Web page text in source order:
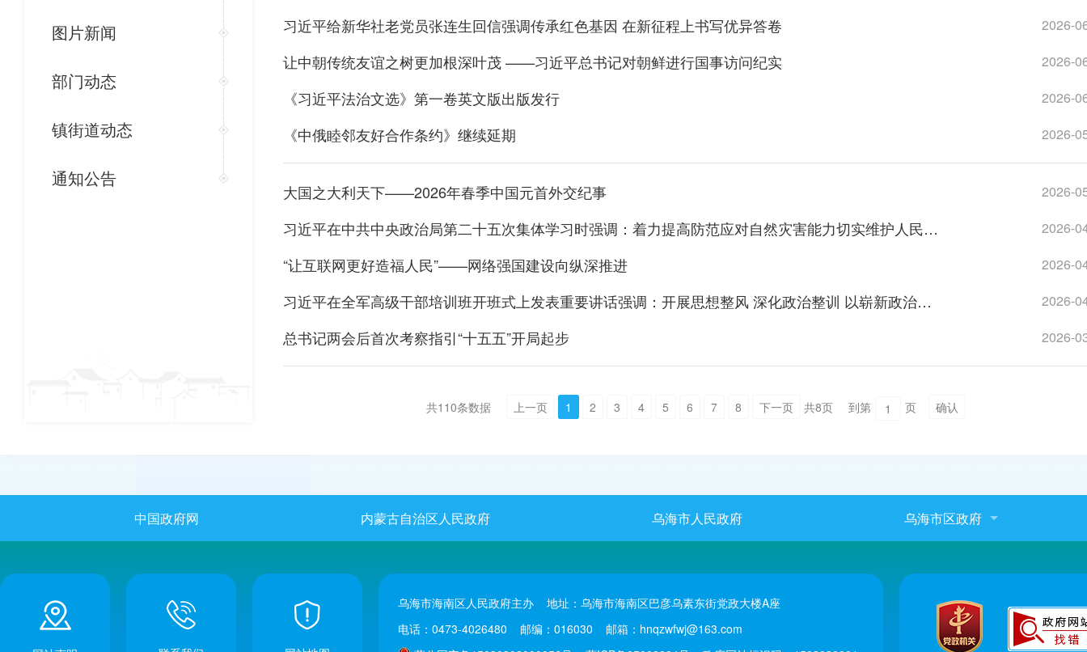
图片新闻
部门动态
镇街道动态
通知公告
习近平给新华社老党员张连生回信强调传承红色基因 在新征程上书写优异答卷 2026-
让中朝传统友谊之树更加根深叶茂 ——习近平总书记对朝鲜进行国事访问纪实 2026-
《习近平法治文选》第一卷英文版出版发行 2026-
《中俄睦邻友好合作条约》继续延期 2026-
大国之大利天下——2026年春季中国元首外交纪事 2026-
习近平在中共中央政治局第二十五次集体学习时强调：着力提高防范应对自然灾害能力切实维护人民群众生命财产安全 2026-
“让互联网更好造福人民”——网络强国建设向纵深推进 2026-
习近平在全军高级干部培训班开班式上发表重要讲话强调：开展思想整风 深化政治整训 以崭新政治面貌迎接建军一百周年 2026-
总书记两会后首次考察指引“十五五”开局起步 2026-
共110条数据 上一页 1 2 3 4 5 6 7 8 下一页 共8页 到第 页 确认
中国政府网 内蒙古自治区人民政府 乌海市人民政府 乌海市区政府
乌海市海南区人民政府主办 地址：乌海市海南区巴彦乌素东街党政大楼A座
电话：0473-4026480 邮编：016030 邮箱：hnqzwfwj@163.com